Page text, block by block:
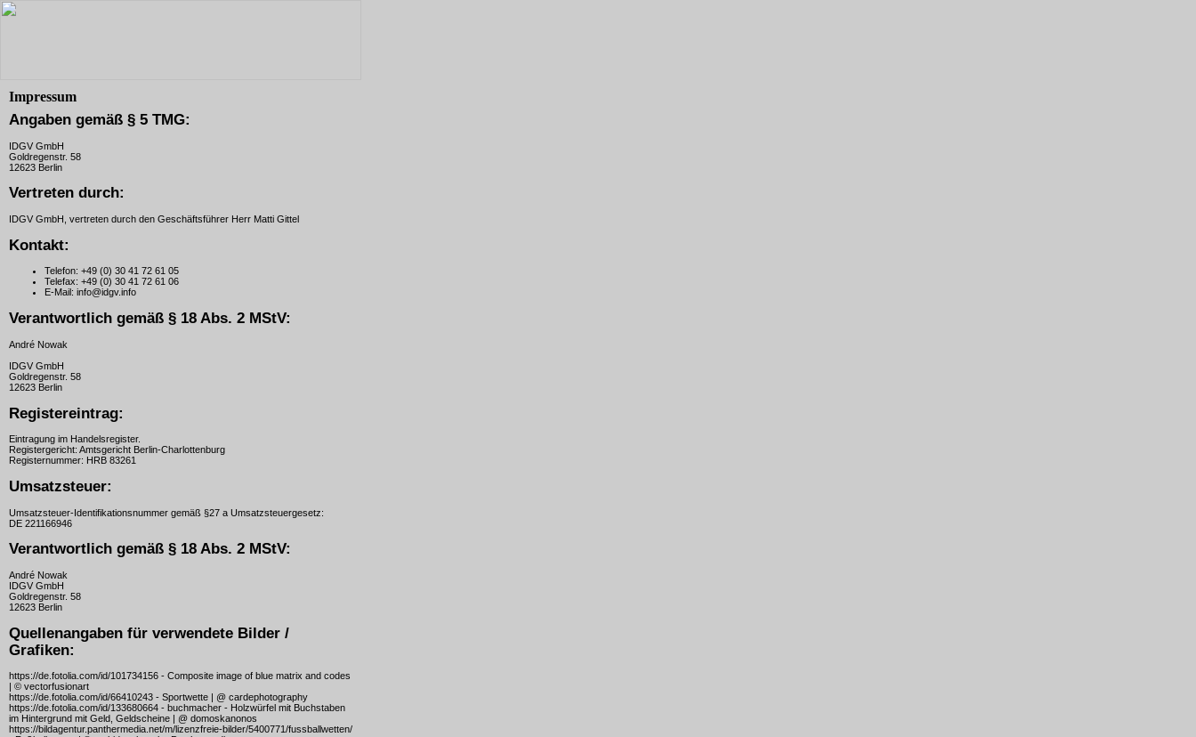
Impressum
Angaben gemäß § 5 TMG:
IDGV GmbH
Goldregenstr. 58
12623 Berlin
Vertreten durch:
IDGV GmbH, vertreten durch den Geschäftsführer Herr Matti Gittel
Kontakt:
Telefon: +49 (0) 30 41 72 61 05
Telefax: +49 (0) 30 41 72 61 06
E-Mail: info@idgv.info
Verantwortlich gemäß § 18 Abs. 2 MStV:
André Nowak
IDGV GmbH
Goldregenstr. 58
12623 Berlin
Registereintrag:
Eintragung im Handelsregister.
Registergericht: Amtsgericht Berlin-Charlottenburg
Registernummer: HRB 83261
Umsatzsteuer:
Umsatzsteuer-Identifikationsnummer gemäß §27 a Umsatzsteuergesetz:
DE 221166946
Verantwortlich gemäß § 18 Abs. 2 MStV:
André Nowak
IDGV GmbH
Goldregenstr. 58
12623 Berlin
Quellenangaben für verwendete Bilder /
Grafiken:
https://de.fotolia.com/id/101734156 - Composite image of blue matrix and codes
| © vectorfusionart
https://de.fotolia.com/id/66410243 - Sportwette | @ cardephotography
https://de.fotolia.com/id/133680664 - buchmacher - Holzwürfel mit Buchstaben
im Hintergrund mit Geld, Geldscheine | @ domoskanonos
https://bildagentur.panthermedia.net/m/lizenzfreie-bilder/5400771/fussballwetten/